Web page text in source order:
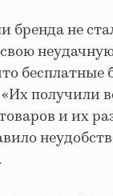
бренда не
получили
и их